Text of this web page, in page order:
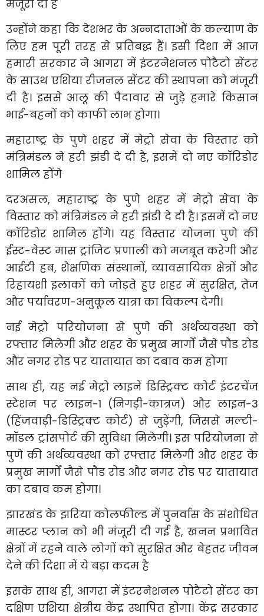
मंजूरी दी है
उन्होंने कहा कि देशभर के अन्नदाताओं के कल्याण के
लिए हम पूरी तरह से प्रतिबद्ध हैं। इसी दिशा में आज
हमारी सरकार ने आगरा में इंटरनेशनल पोटैटो सेंटर
के साउथ एशिया रीजनल सेंटर की स्थापना को मंजूरी
दी है। इससे आलू की पैदावार से जुड़े हमारे किसान
भाई-बहनों को काफी लाभ होगा।
महाराष्ट्र के पुणे शहर में मेट्रो सेवा के विस्तार को
मंत्रिमंडल ने हरी झंडी दे दी है, इसमें दो नए कॉरिडोर
शामिल होंगे
दरअसल, महाराष्ट्र के पुणे शहर में मेट्रो सेवा के
विस्तार को मंत्रिमंडल ने हरी झंडी दे दी है। इसमें दो नए
कॉरिडोर शामिल होंगे। यह विस्तार योजना पुणे की
ईस्ट-वेस्ट मास ट्रांजिट प्रणाली को मजबूत करेगी और
आईटी हब, शैक्षणिक संस्थानों, व्यावसायिक क्षेत्रों और
रिहायशी इलाकों को जोड़ते हुए शहर में सुरक्षित, तेज
और पर्यावरण-अनुकूल यात्रा का विकल्प देगी।
नई मेट्रो परियोजना से पुणे की अर्थव्यवस्था को
रफ्तार मिलेगी और शहर के प्रमुख मार्गों जैसे पौड रोड
और नगर रोड पर यातायात का दबाव कम होगा
साथ ही, यह नई मेट्रो लाइनें डिस्ट्रिक्ट कोर्ट इंटरचेंज
स्टेशन पर लाइन-1 (निगड़ी-कात्रज) और लाइन-3
(हिंजवाड़ी-डिस्ट्रिक्ट कोर्ट) से जुड़ेंगी, जिससे मल्टी-
मॉडल ट्रांसपोर्ट की सुविधा मिलेगी। इस परियोजना से
पुणे की अर्थव्यवस्था को रफ्तार मिलेगी और शहर के
प्रमुख मार्गों जैसे पौड रोड और नगर रोड पर यातायात
का दबाव कम होगा।
झारखंड के झरिया कोलफील्ड में पुनर्वास के संशोधित
मास्टर प्लान को भी मंजूरी दी गई है, खनन प्रभावित
क्षेत्रों में रहने वाले लोगों को सुरक्षित और बेहतर जीवन
देने की दिशा में ये बड़ा कदम है
इसके साथ ही, आगरा में इंटरनेशनल पोटैटो सेंटर का
दक्षिण एशिया क्षेत्रीय केंद्र स्थापित होगा। केंद्र सरकार